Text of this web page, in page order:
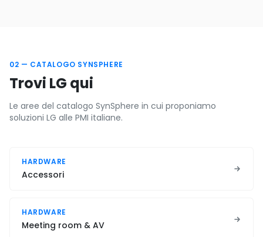
02 — CATALOGO SYNSPHERE
Trovi LG qui
Le aree del catalogo SynSphere in cui proponiamo
soluzioni LG alle PMI italiane.
HARDWARE
Accessori
HARDWARE
Meeting room & AV